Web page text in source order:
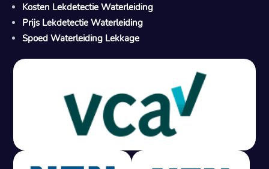
M
Gratis offerte in 24 uur
Geen lekkage? Geen betaling.
Kosten Lekdetectie Waterleiding
Prijs Lekdetectie Waterleiding
Spoed Waterleiding Lekkage